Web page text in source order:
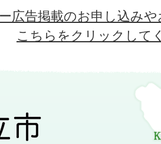
広告掲載のお申し込み
こちらをクリックして